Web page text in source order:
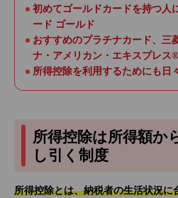
初めてゴールドカードを持つ人
ード ゴールド
おすすめのプラチナカード、三
ナ・アメリカン・エキスプレス
所得控除を利用するためにも日
所得控除は所得額か
し引く制度
所得控除とは、納税者の生活状況に